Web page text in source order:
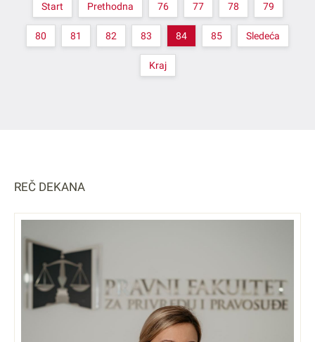
Start Prethodna 76 77 78 79
80 81 82 83 84 85 Sledeća
Kraj
REČ DEKANA